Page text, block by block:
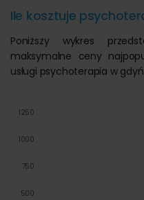
Ile kosztuje
Poniższy wykres
maksymalne ceny
usługi psychoterapia w
500
750
1000
1250